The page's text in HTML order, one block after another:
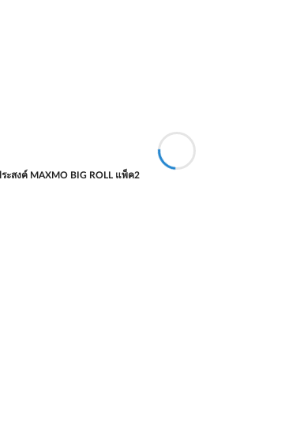
ะสงค์ MAXMO BIG ROLL แพ็ค2